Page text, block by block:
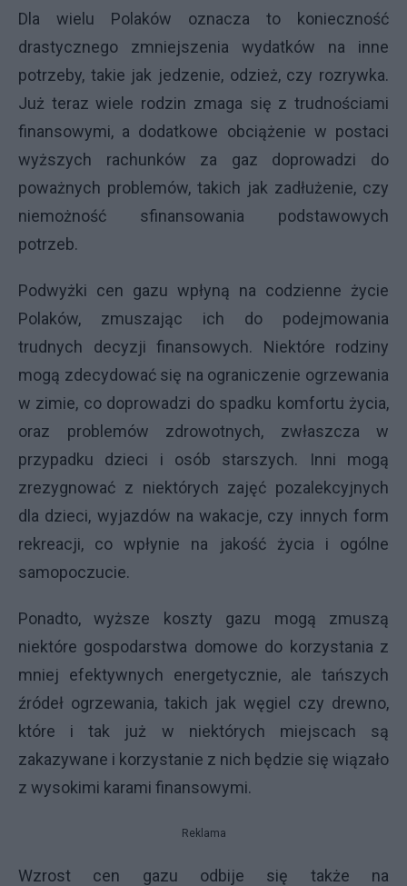
Dla wielu Polaków oznacza to konieczność
drastycznego zmniejszenia wydatków na inne
potrzeby, takie jak jedzenie, odzież, czy rozrywka.
Już teraz wiele rodzin zmaga się z trudnościami
finansowymi, a dodatkowe obciążenie w postaci
wyższych rachunków za gaz doprowadzi do
poważnych problemów, takich jak zadłużenie, czy
niemożność sfinansowania podstawowych
potrzeb.
Podwyżki cen gazu wpłyną na codzienne życie
Polaków, zmuszając ich do podejmowania
trudnych decyzji finansowych. Niektóre rodziny
mogą zdecydować się na ograniczenie ogrzewania
w zimie, co doprowadzi do spadku komfortu życia,
oraz problemów zdrowotnych, zwłaszcza w
przypadku dzieci i osób starszych. Inni mogą
zrezygnować z niektórych zajęć pozalekcyjnych
dla dzieci, wyjazdów na wakacje, czy innych form
rekreacji, co wpłynie na jakość życia i ogólne
samopoczucie.
Ponadto, wyższe koszty gazu mogą zmuszą
niektóre gospodarstwa domowe do korzystania z
mniej efektywnych energetycznie, ale tańszych
źródeł ogrzewania, takich jak węgiel czy drewno,
które i tak już w niektórych miejscach są
zakazywane i korzystanie z nich będzie się wiązało
z wysokimi karami finansowymi.
Reklama
Wzrost cen gazu odbije się także na